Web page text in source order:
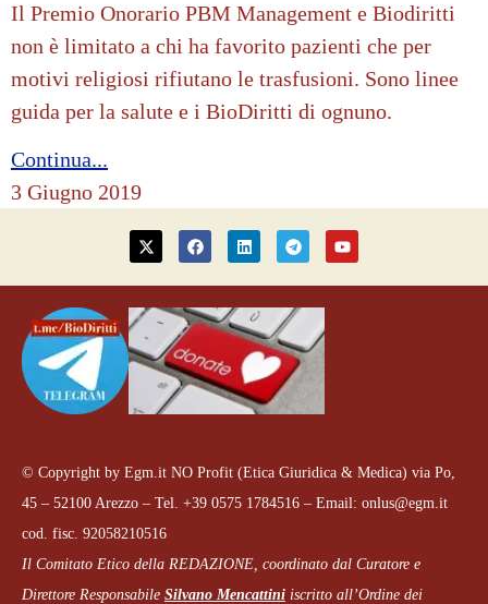
Il Premio Onorario PBM Management e Biodiritti
non è limitato a chi ha favorito pazienti che per
motivi religiosi rifiutano le trasfusioni. Sono linee
guida per la salute e i BioDiritti di ognuno.
Continua...
3 Giugno 2019
© Copyright by Egm.it NO Profit (Etica Giuridica & Medica) via Po,
45 – 52100 Arezzo – Tel. +39 0575 1784516 – Email: onlus@egm.it
cod. fisc. 92058210516
Il Comitato Etico della REDAZIONE, coordinato dal Curatore e
Direttore Responsabile Silvano Mencattini iscritto all’Ordine dei